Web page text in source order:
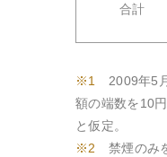
合計
※1 2009年5
額の端数を10
と仮定。
※2
禁煙のみ